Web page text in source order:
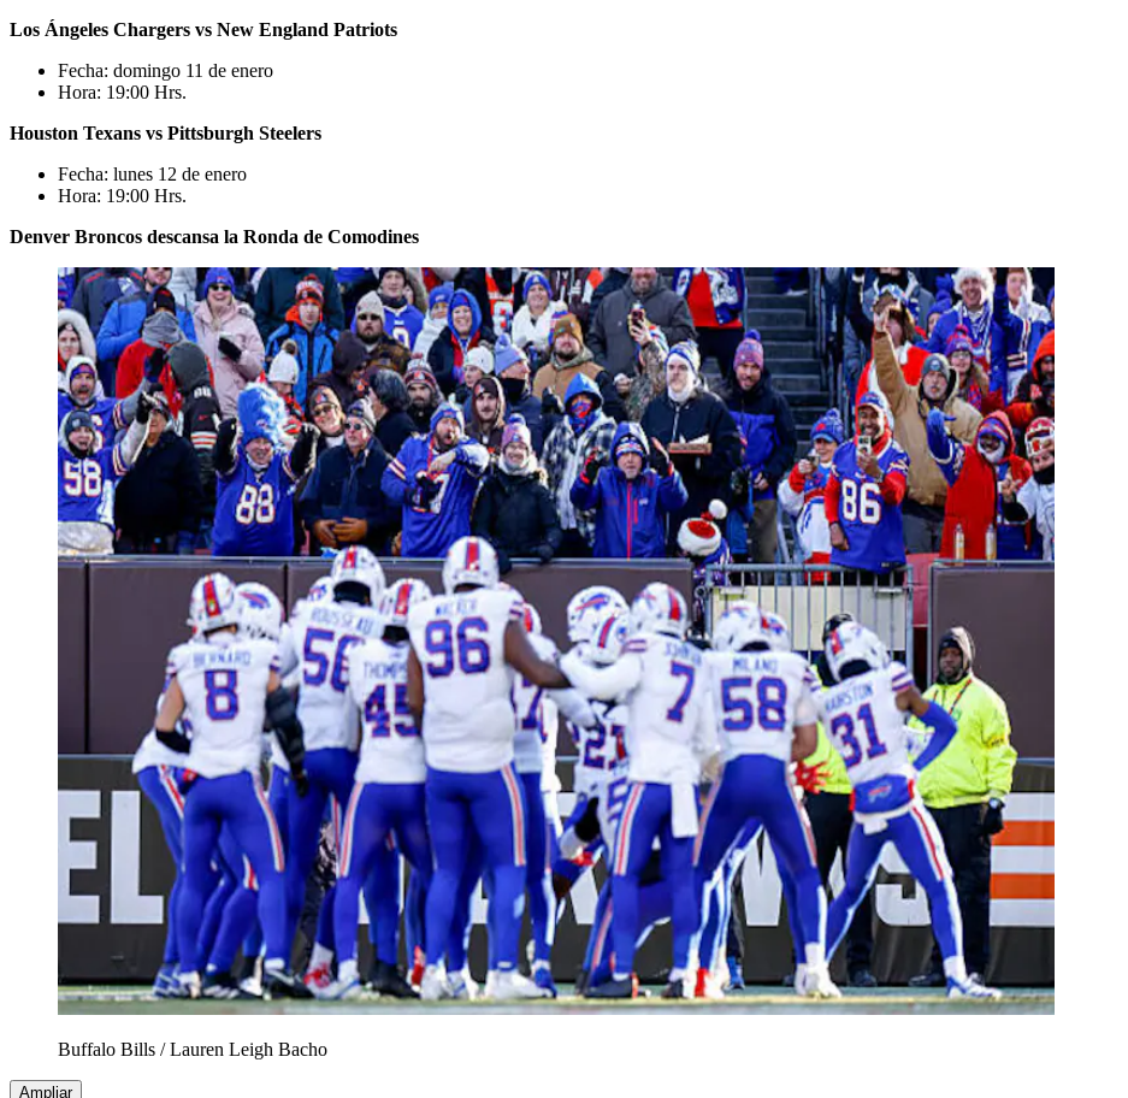
Los Ángeles Chargers vs New England Patriots
Fecha: domingo 11 de enero
Hora: 19:00 Hrs.
Houston Texans vs Pittsburgh Steelers
Fecha: lunes 12 de enero
Hora: 19:00 Hrs.
Denver Broncos descansa la Ronda de Comodines
Buffalo Bills /Lauren Leigh Bacho
Ampliar